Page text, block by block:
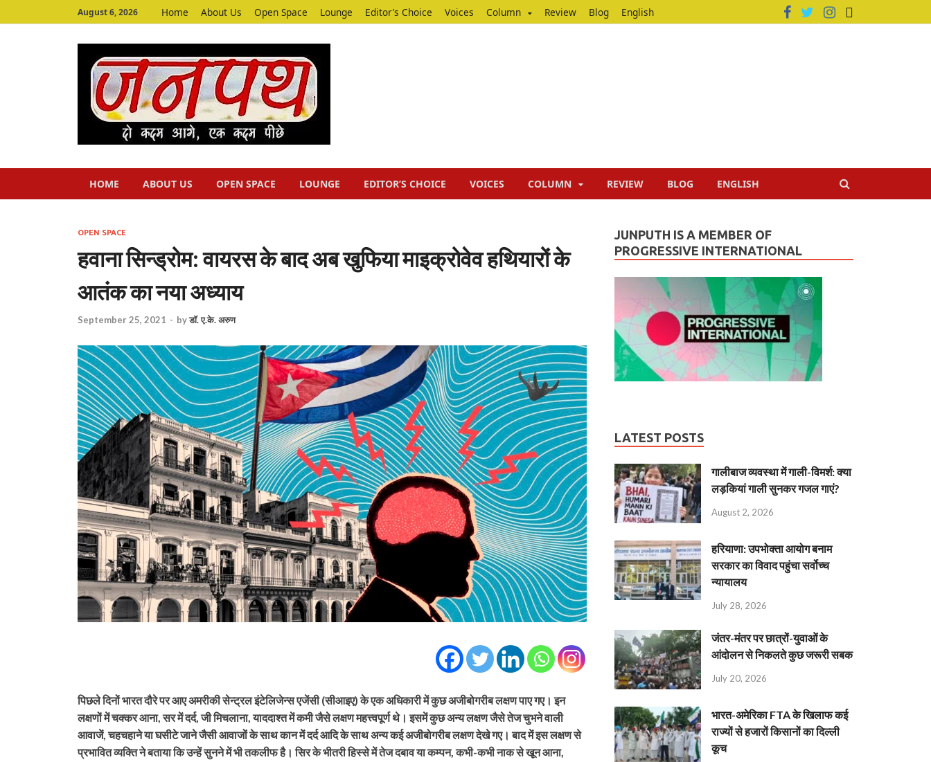
August 6, 2026 Home About Us Open Space Lounge Editor’s Choice Voices Column Review Blog English
HOME ABOUT US OPEN SPACE LOUNGE EDITOR’S CHOICE VOICES COLUMN REVIEW BLOG ENGLISH
OPEN SPACE
हवाना सिन्ड्रोम: वायरस के बाद अब खुफिया माइक्रोवेव हथियारों के
आतंक का नया अध्याय
September 25, 2021 - byडॉ. ए.के. अरुण
पिछले दिनों भारत दौरे पर आए अमरीकी सेन्ट्रल इंटेलिजेन्स एजेंसी (सीआइए) के एक अधिकारी में कुछ अजीबोगरीब लक्षण पाए गए। इन
लक्षणों में चक्कर आना, सर में दर्द, जी मिचलाना, याददाश्त में कमी जैसे लक्षण महत्त्वपूर्ण थे। इसमें कुछ अन्य लक्षण जैसे तेज चुभने वाली
आवाजें, चहचहाने या घसीटे जाने जैसी आवाजों के साथ कान में दर्द आदि के साथ अन्य कई अजीबोगरीब लक्षण देखे गए। बाद में इस लक्षण से
प्रभावित व्यक्ति ने बताया कि उन्हें सुनने में भी तकलीफ है। सिर के भीतरी हिस्से में तेज दबाव या कम्पन, कभी-कभी नाक से खून आना,
JUNPUTH IS A MEMBER OF
PROGRESSIVE INTERNATIONAL
LATEST POSTS
गालीबाज व्‍यवस्‍था में गाली-विमर्श: क्या
लड़कियां गाली सुनकर गजल गाएं?
August 2, 2026
हरियाणा: उपभोक्ता आयोग बनाम
सरकार का विवाद पहुंचा सर्वोच्च
न्यायालय
July 28, 2026
जंतर-मंतर पर छात्रों-युवाओं के
आंदोलन से निकलते कुछ जरूरी सबक
July 20, 2026
भारत-अमेरिका FTA के खिलाफ कई
राज्यों से हजारों किसानों का दिल्ली
कूच